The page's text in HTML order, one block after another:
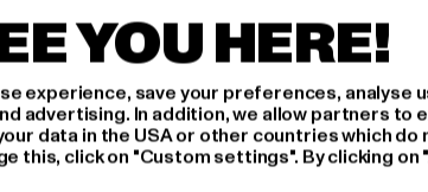
Hersteller Farbe: tie
Art.Nr:
Hersteller: PVH
YOU HERE!
experience, save your preferences, analyse
advertising. In addition, we allow partners to
data in the USA or other countries which do
this, click on "Custom settings". By clicking